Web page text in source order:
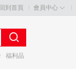
回到首頁 會員中心
福利品